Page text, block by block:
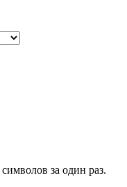
символов за один раз.